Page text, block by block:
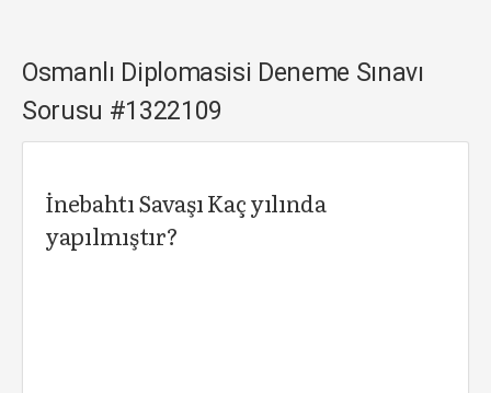
Osmanlı Diplomasisi Deneme Sınavı
Sorusu #1322109
İnebahtı Savaşı Kaç yılında
yapılmıştır?